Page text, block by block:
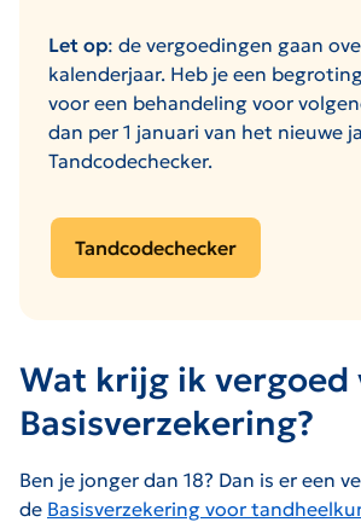
Let op: de vergoedingen gaan
kalenderjaar. Heb je een
voor een behandeling voor
dan per 1 januari van het nieuwe
Tandcodechecker.
Tandcodechecker
Wat krijg ik vergoed
Basisverzekering?
Ben je jonger dan 18? Dan is er een
de Basisverzekering voor